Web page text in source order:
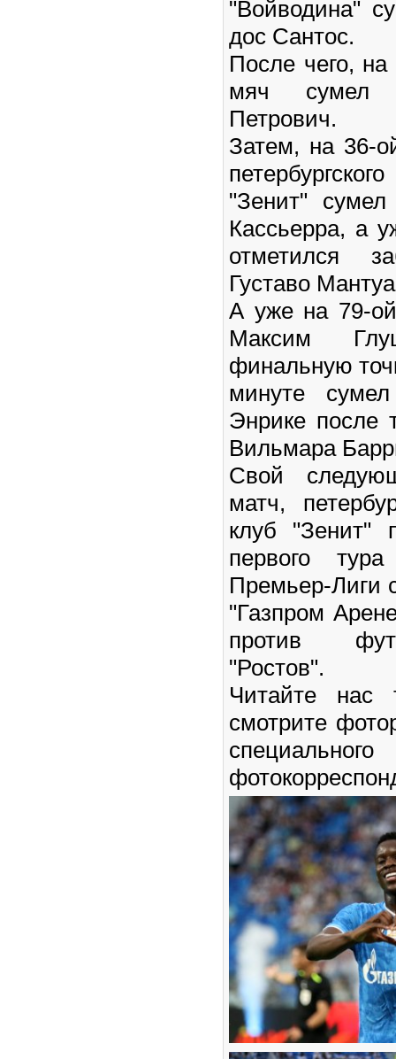
"Войводина"
дос Сантос.
После чего,
мяч сумел
Петрович.
Затем, на 36-
"Зенит"
Кассьерра, а
отметился
Густаво
А уже на 79-
Максим
финальную
минуте
Энрике после
Вильмара
Свой
матч,
клуб "Зенит"
первого
Премьер-Лиги
"Газпром
против
"Ростов".
Читайте
смотрите
специального